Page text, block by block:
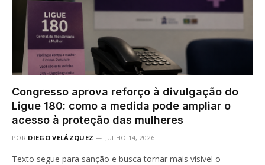
Congresso aprova reforço à divulgação do
Ligue 180: como a medida pode ampliar o
acesso à proteção das mulheres
POR DIEGO VELÁZQUEZ JULHO 14, 2026
Texto segue para sanção e busca tornar mais visível o